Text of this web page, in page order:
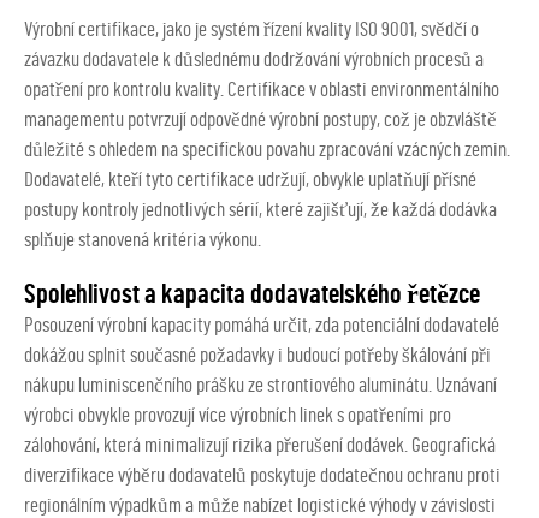
Výrobní certifikace, jako je systém řízení kvality ISO 9001, svědčí o
závazku dodavatele k důslednému dodržování výrobních procesů a
opatření pro kontrolu kvality. Certifikace v oblasti environmentálního
managementu potvrzují odpovědné výrobní postupy, což je obzvláště
důležité s ohledem na specifickou povahu zpracování vzácných zemin.
Dodavatelé, kteří tyto certifikace udržují, obvykle uplatňují přísné
postupy kontroly jednotlivých sérií, které zajišťují, že každá dodávka
splňuje stanovená kritéria výkonu.
Spolehlivost a kapacita dodavatelského řetězce
Posouzení výrobní kapacity pomáhá určit, zda potenciální dodavatelé
dokážou splnit současné požadavky i budoucí potřeby škálování při
nákupu luminiscenčního prášku ze strontiového aluminátu. Uznávaní
výrobci obvykle provozují více výrobních linek s opatřeními pro
zálohování, která minimalizují rizika přerušení dodávek. Geografická
diverzifikace výběru dodavatelů poskytuje dodatečnou ochranu proti
regionálním výpadkům a může nabízet logistické výhody v závislosti